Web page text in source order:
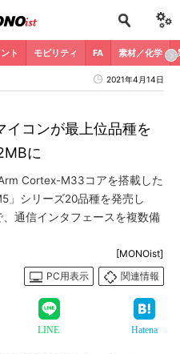
ト モビリティ FA 素材／化学
2021年4月14日
コンが最上位品種を
に
Cortex-M33コアを搭載した
」シリーズ20品種を発売し
通信インタフェースを複数備
[MONOist]
PC用表示
関連情報
LINE Hatena